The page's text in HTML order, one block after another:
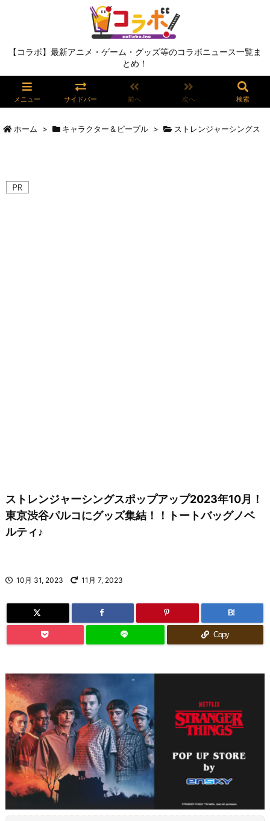
【コラボ】最新アニメ・ゲーム・グッズ等のコラボニュース一覧ま
とめ！
メニュー サイドバー 前へ 次へ 検索
ホーム > キャラクター＆ピープル > ストレンジャーシングス
ストレンジャーシングスポップアップ2023年10月！
東京渋谷パルコにグッズ集結！！トートバッグノベ
ルティ♪
10月 31, 2023 11月 7, 2023
B!
Copy